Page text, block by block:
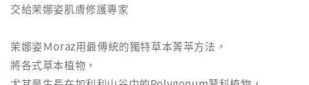
交給茉娜姿肌膚修護專家
茉娜姿Ｍoraz用最傳統的獨特草本菁萃方法，
將各式草本植物，